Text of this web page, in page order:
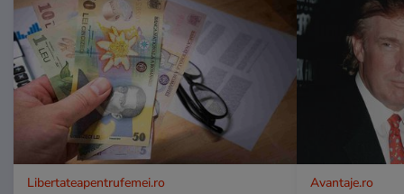
Libertateapentrufemei.ro Avantaje.ro